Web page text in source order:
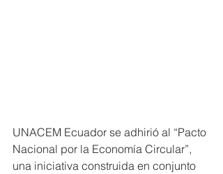
UNACEM Ecuador se adhirió al “Pacto
Nacional por la Economía Circular”,
una iniciativa construida en conjunto